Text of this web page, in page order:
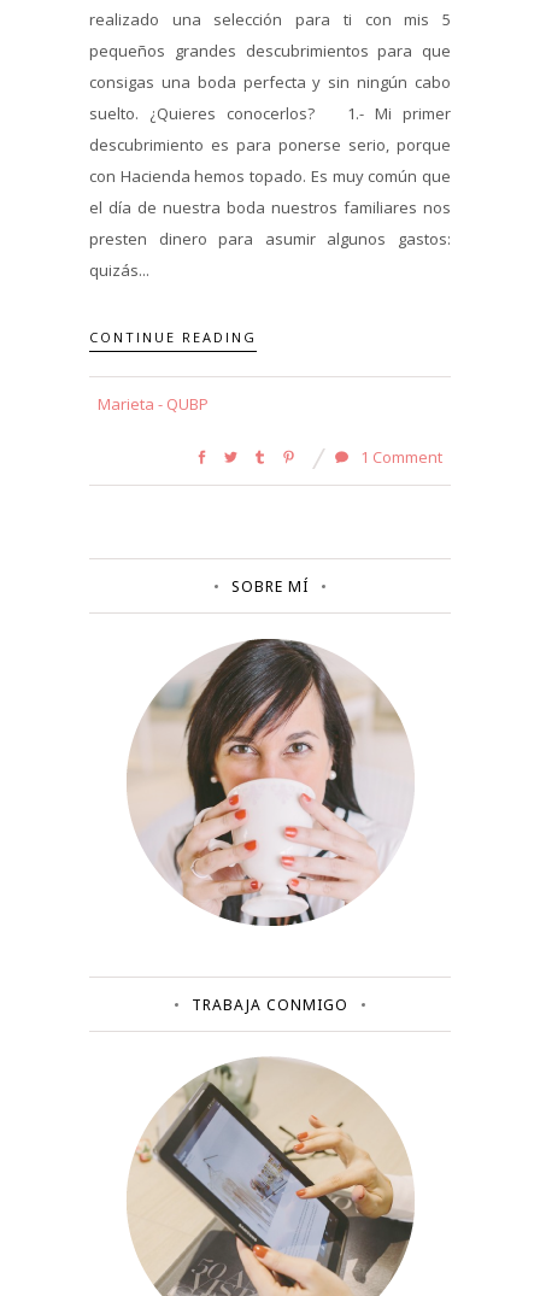
realizado una selección para ti con mis 5
pequeños grandes descubrimientos para que
consigas una boda perfecta y sin ningún cabo
suelto. ¿Quieres conocerlos? 1.- Mi primer
descubrimiento es para ponerse serio, porque
con Hacienda hemos topado. Es muy común que
el día de nuestra boda nuestros familiares nos
presten dinero para asumir algunos gastos:
quizás...
CONTINUE READING
Marieta - QUBP
1 Comment
SOBRE MÍ
TRABAJA CONMIGO